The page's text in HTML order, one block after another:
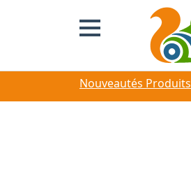
Nouveautés Produits